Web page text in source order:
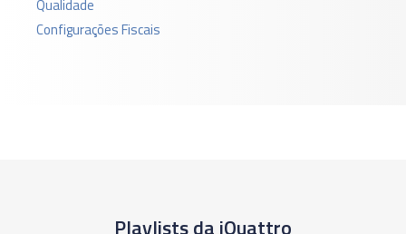
Qualidade
Configurações Fiscais
Playlists da iQuattro